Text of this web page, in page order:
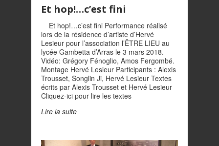
Et hop!…c’est fini
Et hop!…c’est fini Performance réalisé
lors de la résidence d’artiste d’Hervé
Lesieur pour l’association l’ÊTRE LIEU au
lycée Gambetta d’Arras le 3 mars 2018.
Vidéo: Grégory Fénoglio, Amos Fergombé.
Montage Hervé Lesieur Participants : Alexis
Trousset, Songlin Ji, Hervé Lesieur Textes
écrits par Alexis Trousset et Hervé Lesieur
Cliquez-ici pour lire les textes
Lire la suite